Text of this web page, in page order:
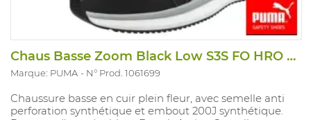
Chaus Basse Zoom Black Low S3S FO HRO SR
Marque: PUMA N° Prod. 1061699
Chaussure basse en cuir plein fleur, avec semelle anti
perforation synthétique et embout 200J synthétique.